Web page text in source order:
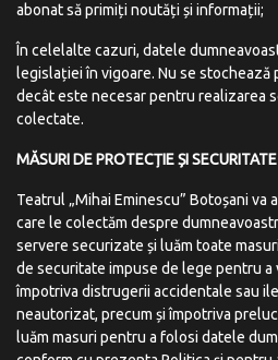
abonat să primiți noutăți și informații;
În celelalte cazuri, datele
legislației în vigoare. Nu se stochează
decât este necesar pentru realizarea
colectate.
MĂSURIDEPROTECȚIEȘISECURITATE
Teatrul „Mihai Eminescu” Botoșani va
care le colectăm despre
servere securizate și luăm toate
de securitate impuse de lege pentru
împotriva distrugerii accidentale sau
neautorizat, precum și împotriva
luăm masuri pentru a folosi datele